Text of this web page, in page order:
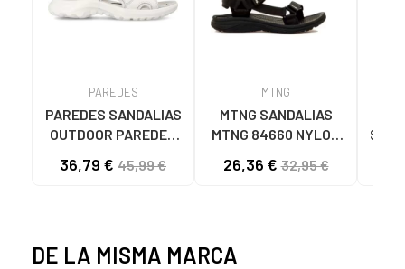
PAREDES
PAREDES SANDALIAS
OUTDOOR PAREDES
BLANCO BLANCO
36,79 € 45,99 €
MTNG
MTNG SANDALIAS
MTNG 84660 NYLON
C56216 - NYLON
26,36 €32,95 €
DE LA MISMA MARCA